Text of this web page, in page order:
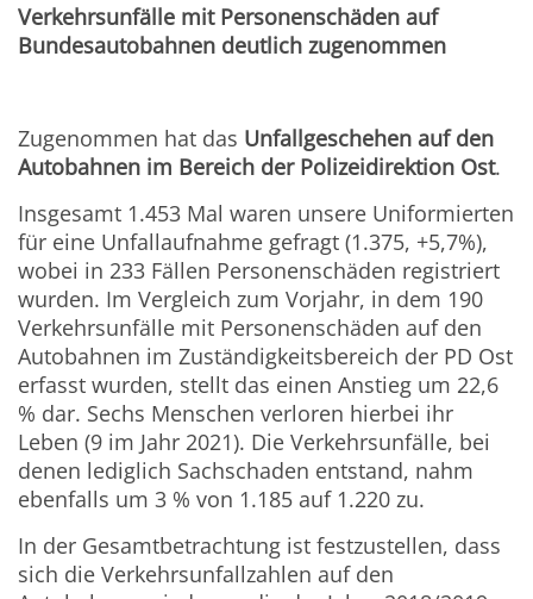
Verkehrsunfälle mit Personenschäden auf
Bundesautobahnen deutlich zugenommen
Zugenommen hat das Unfallgeschehen auf den
Autobahnen im Bereich der Polizeidirektion Ost.
Insgesamt 1.453 Mal waren unsere Uniformierten
für eine Unfallaufnahme gefragt (1.375, +5,7%),
wobei in 233 Fällen Personenschäden registriert
wurden. Im Vergleich zum Vorjahr, in dem 190
Verkehrsunfälle mit Personenschäden auf den
Autobahnen im Zuständigkeitsbereich der PD Ost
erfasst wurden, stellt das einen Anstieg um 22,6
% dar. Sechs Menschen verloren hierbei ihr
Leben (9 im Jahr 2021). Die Verkehrsunfälle, bei
denen lediglich Sachschaden entstand, nahm
ebenfalls um 3 % von 1.185 auf 1.220 zu.
In der Gesamtbetrachtung ist festzustellen, dass
sich die Verkehrsunfallzahlen auf den